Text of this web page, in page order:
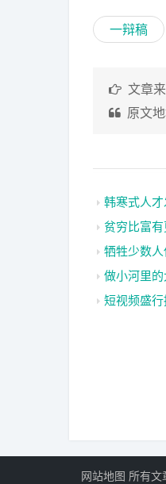
一辩稿
文章来
原文地
韩寒式人才
贫穷比富
牺牲少数
做小河里
短视频盛
网站地图 所有文